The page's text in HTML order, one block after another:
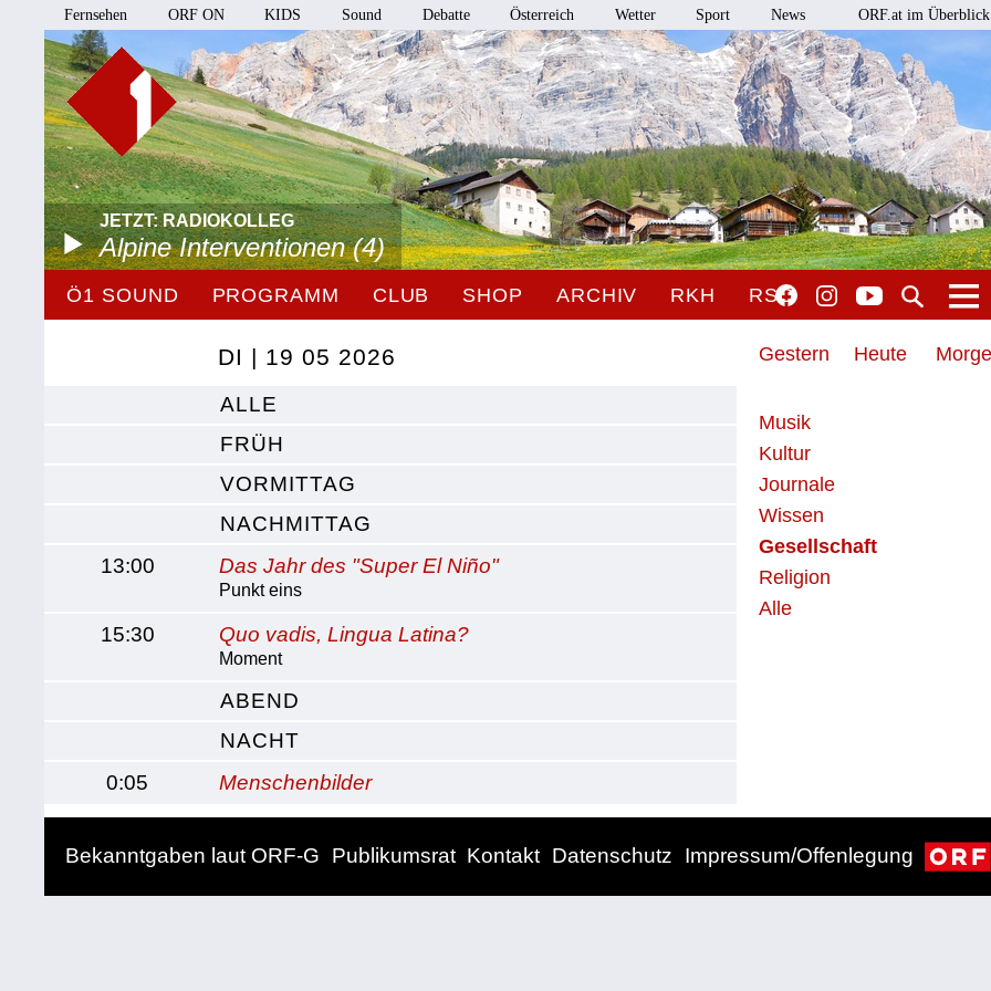
Fernsehen ORF ON KIDS Sound Debatte Österreich Wetter Sport News ORF.at im Überblick
JETZT: RADIOKOLLEG
Alpine Interventionen (4)
Ö1 SOUND PROGRAMM CLUB SHOP ARCHIV RKH RSO
Gestern Heute
Musik
Kultur
Journale
Wissen
Gesellschaft
Religion
Alle
DI | 19 05 2026
ALLE
FRÜH
VORMITTAG
NACHMITTAG
13:00
Das Jahr des "Super El Niño"
Punkt eins
15:30 Quo vadis, Lingua Latina?
Moment
ABEND
NACHT
0:05
Menschenbilder
Bekanntgaben laut ORF-G Publikumsrat Kontakt Datenschutz Impressum/Offenlegung